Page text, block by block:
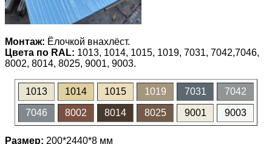
Монтаж: Ёлочкой внахлёст.
Цвета по RAL: 1013, 1014, 1015, 1019, 7031, 7042,7046,
8002, 8014, 8025, 9001, 9003.
1013 1014 1015 1019 7031 7042
7046 8002 8014 8025 9001 9003
Размер: 200*2440*8 мм